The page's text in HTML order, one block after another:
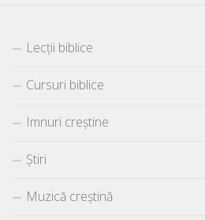
Lecții biblice
Cursuri biblice
Imnuri creștine
Știri
Muzică creștină